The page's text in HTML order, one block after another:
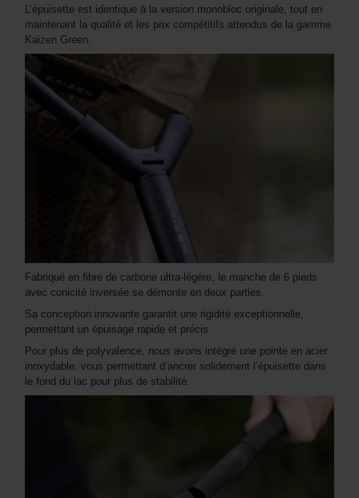
L’épuisette est identique à la version monobloc originale, tout en
maintenant la qualité et les prix compétitifs attendus de la gamme
Kaizen Green.
Fabriqué en fibre de carbone ultra-légère, le manche de 6 pieds
avec conicité inversée se démonte en deux parties.
Sa conception innovante garantit une rigidité exceptionnelle,
permettant un épuisage rapide et précis.
Pour plus de polyvalence, nous avons intégré une pointe en acier
inoxydable, vous permettant d’ancrer solidement l’épuisette dans
le fond du lac pour plus de stabilité.